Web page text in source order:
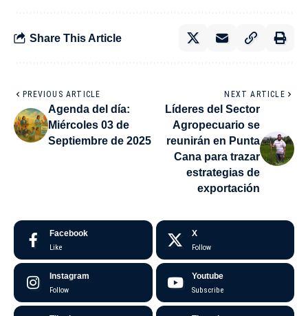
Share This Article
PREVIOUS ARTICLE
Agenda del día:
Miércoles 03 de
Septiembre de 2025
NEXT ARTICLE
Líderes del Sector
Agropecuario se
reunirán en Punta
Cana para trazar
estrategias de
exportación
Facebook
Like
X
Follow
Instagram
Follow
Youtube
Subscribe